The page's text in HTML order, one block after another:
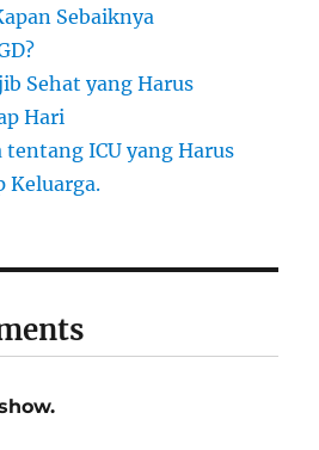
Sebaiknya
Sehat yang Harus
Hari
ICU yang Harus
Keluarga.